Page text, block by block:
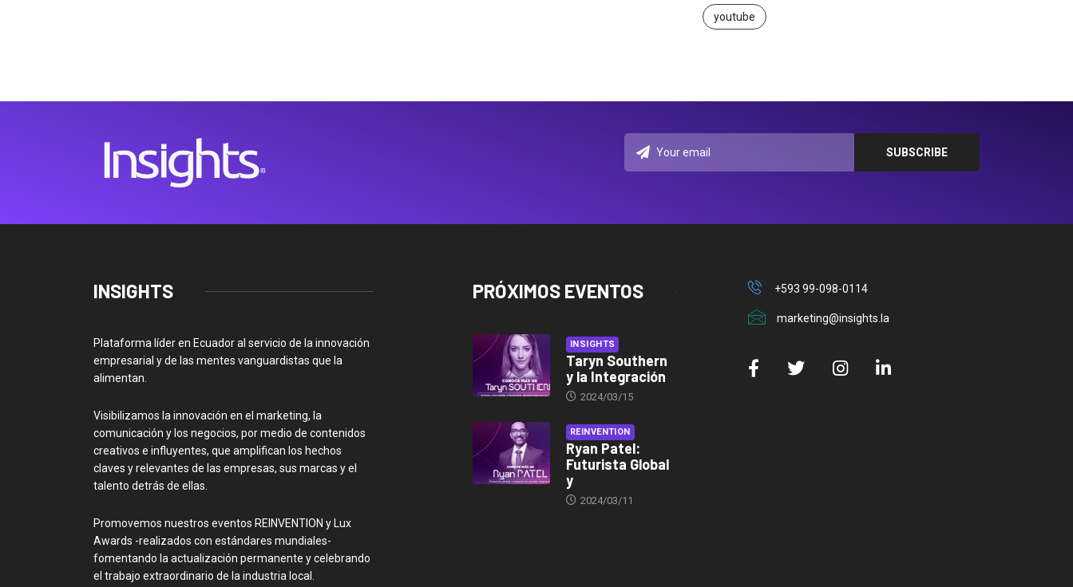
youtube
INSIGHTS
Plataforma líder en Ecuador al servicio de la innovación
empresarial y de las mentes vanguardistas que la
alimentan.
Visibilizamos la innovación en el marketing, la
comunicación y los negocios, por medio de contenidos
creativos e influyentes, que amplifican los hechos
claves y relevantes de las empresas, sus marcas y el
talento detrás de ellas.
Promovemos nuestros eventos REINVENTION y Lux
Awards -realizados con estándares mundiales-
fomentando la actualización permanente y celebrando
el trabajo extraordinario de la industria local.
PRÓXIMOS EVENTOS
INSIGHTS
Taryn Southern
y la Integración
2024/03/15
REINVENTION
Ryan Patel:
Futurista Global
y
2024/03/11
+593 99-098-0114
marketing@insights.la